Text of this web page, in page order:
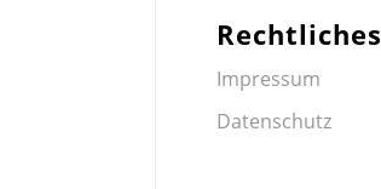
Rechtliches
Impressum
Datenschutz